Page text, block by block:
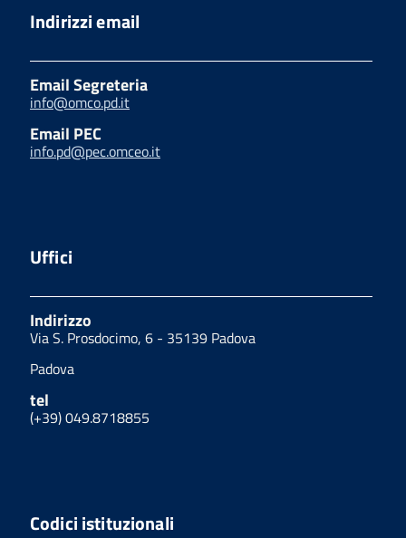
Indirizzi email
Email Segreteria
info@omco.pd.it
Email PEC
info.pd@pec.omceo.it
Uffici
Indirizzo
Via S. Prosdocimo, 6 - 35139 Padova
Padova
tel
(+39) 049.8718855
Codici istituzionali